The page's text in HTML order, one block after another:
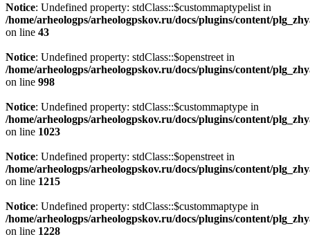
Notice: Undefined property: stdClass::$custommaptypelist in
/home/arheologps/arheologpskov.ru/docs/plugins/content/
on line 43
Notice: Undefined property: stdClass::$openstreet in
/home/arheologps/arheologpskov.ru/docs/plugins/content/
on line 998
Notice: Undefined property: stdClass::$custommaptype in
/home/arheologps/arheologpskov.ru/docs/plugins/content/
on line 1023
Notice: Undefined property: stdClass::$openstreet in
/home/arheologps/arheologpskov.ru/docs/plugins/content/
on line 1215
Notice: Undefined property: stdClass::$custommaptype in
/home/arheologps/arheologpskov.ru/docs/plugins/content/
on line 1228